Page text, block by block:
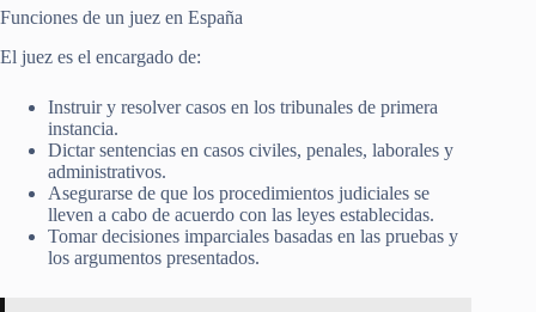
Funciones de un juez en España
El juez es el encargado de:
Instruir y resolver casos en los tribunales de primera
instancia.
Dictar sentencias en casos civiles, penales, laborales y
administrativos.
Asegurarse de que los procedimientos judiciales se
lleven a cabo de acuerdo con las leyes establecidas.
Tomar decisiones imparciales basadas en las pruebas y
los argumentos presentados.